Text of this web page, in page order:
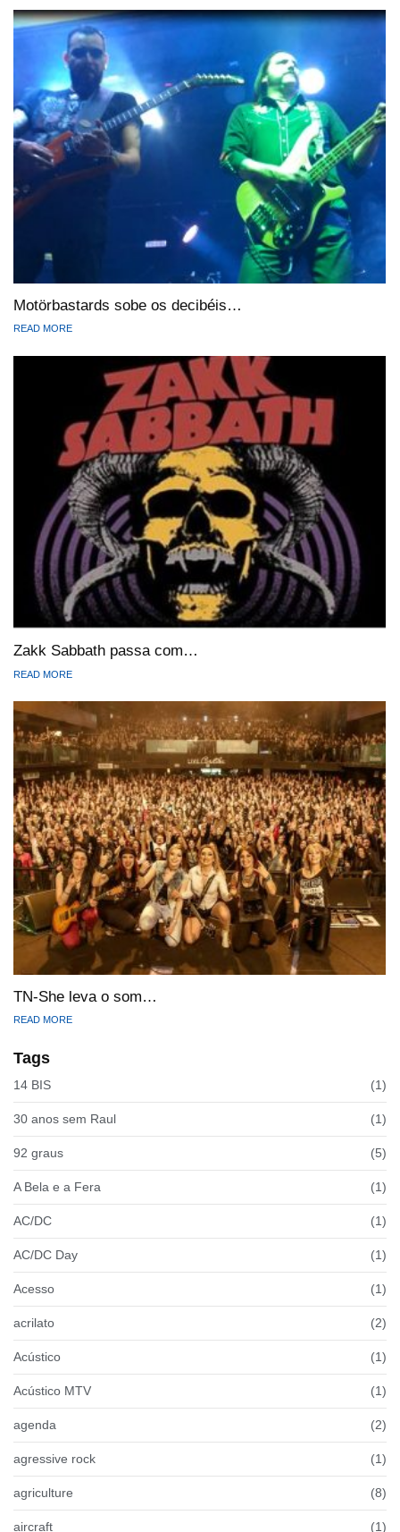
Motörbastards sobe os decibéis…
READ MORE
Zakk Sabbath passa com…
READ MORE
TN-She leva o som…
READ MORE
Tags
14 BIS (1)
30 anos sem Raul (1)
92 graus (5)
A Bela e a Fera (1)
AC/DC (1)
AC/DC Day (1)
Acesso (1)
acrilato (2)
Acústico (1)
Acústico MTV (1)
agenda (2)
agressive rock (1)
agriculture (8)
aircraft (1)